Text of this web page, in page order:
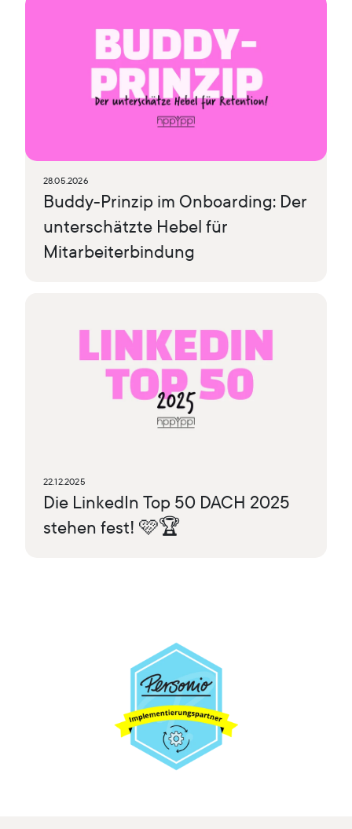
28.05.2026
Buddy-Prinzip im Onboarding: Der
unterschätzte Hebel für
Mitarbeiterbindung
22.12.2025
Die LinkedIn Top 50 DACH 2025
stehen fest! 🩷🏆